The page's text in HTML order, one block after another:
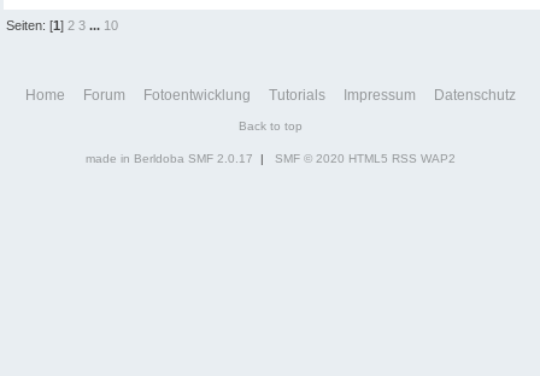
Seiten: [1] 2 3 ... 10
Home Forum Fotoentwicklung Tutorials Impressum Datenschutz
Back to top
made in Berldoba SMF 2.0.17 | SMF © 2020 HTML5 RSS WAP2